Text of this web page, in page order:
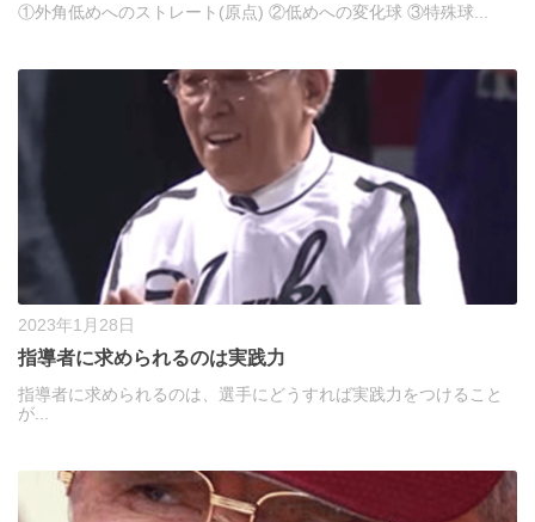
①外角低めへのストレート(原点) ②低めへの変化球 ③特殊球...
2023年1月28日
指導者に求められるのは実践力
指導者に求められるのは、選手にどうすれば実践力をつけること
が...